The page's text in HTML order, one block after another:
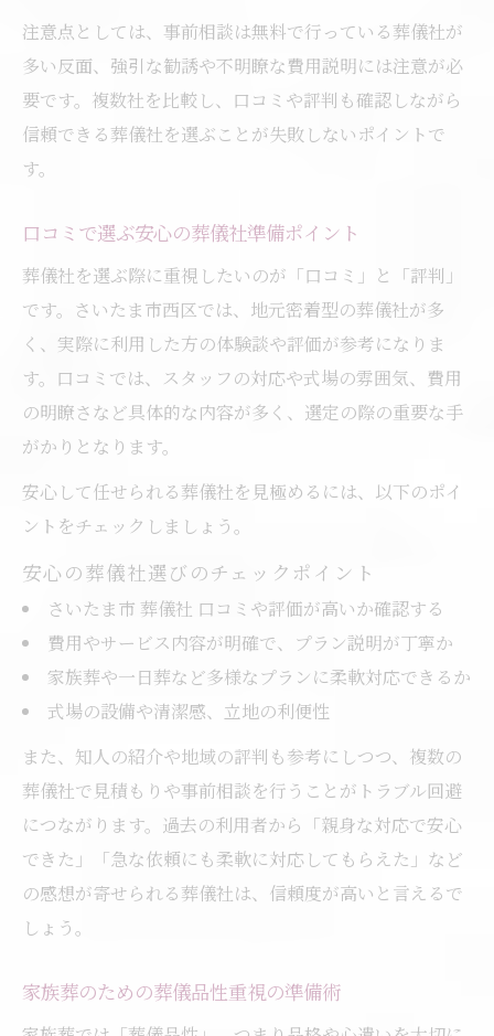
注意点としては、事前相談は無料で行っている葬儀社が
多い反面、強引な勧誘や不明瞭な費用説明には注意が必
要です。複数社を比較し、口コミや評判も確認しながら
信頼できる葬儀社を選ぶことが失敗しないポイントで
す。
口コミで選ぶ安心の葬儀社準備ポイント
葬儀社を選ぶ際に重視したいのが「口コミ」と「評判」
です。さいたま市西区では、地元密着型の葬儀社が多
く、実際に利用した方の体験談や評価が参考になりま
す。口コミでは、スタッフの対応や式場の雰囲気、費用
の明瞭さなど具体的な内容が多く、選定の際の重要な手
がかりとなります。
安心して任せられる葬儀社を見極めるには、以下のポイ
ントをチェックしましょう。
安心の葬儀社選びのチェックポイント
さいたま市 葬儀社 口コミや評価が高いか確認する
費用やサービス内容が明確で、プラン説明が丁寧か
家族葬や一日葬など多様なプランに柔軟対応できるか
式場の設備や清潔感、立地の利便性
また、知人の紹介や地域の評判も参考にしつつ、複数の
葬儀社で見積もりや事前相談を行うことがトラブル回避
につながります。過去の利用者から「親身な対応で安心
できた」「急な依頼にも柔軟に対応してもらえた」など
の感想が寄せられる葬儀社は、信頼度が高いと言えるで
しょう。
家族葬のための葬儀品性重視の準備術